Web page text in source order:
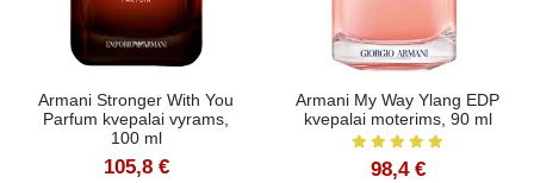
Armani Stronger With You
Parfum kvepalai vyrams,
100 ml
105,8 €
Armani My Way Ylang EDP
kvepalai moterims, 90 ml
98,4 €